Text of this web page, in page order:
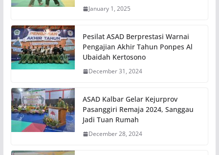
January 1, 2025
Pesilat ASAD Berprestasi Warnai
Pengajian Akhir Tahun Ponpes Al
Ubaidah Kertosono
December 31, 2024
ASAD Kalbar Gelar Kejurprov
Pasanggiri Remaja 2024, Sanggau
Jadi Tuan Rumah
December 28, 2024